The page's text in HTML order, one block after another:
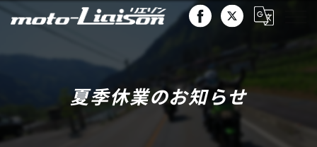
夏季休業のお知らせ